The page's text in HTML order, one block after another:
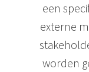
een
externe
worden